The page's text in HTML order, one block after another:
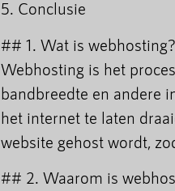
5. Conclusie
## 1. Wat is webhosting?
Webhosting is het
bandbreedte en andere
het internet te laten
website gehost wordt,
## 2. Waarom is